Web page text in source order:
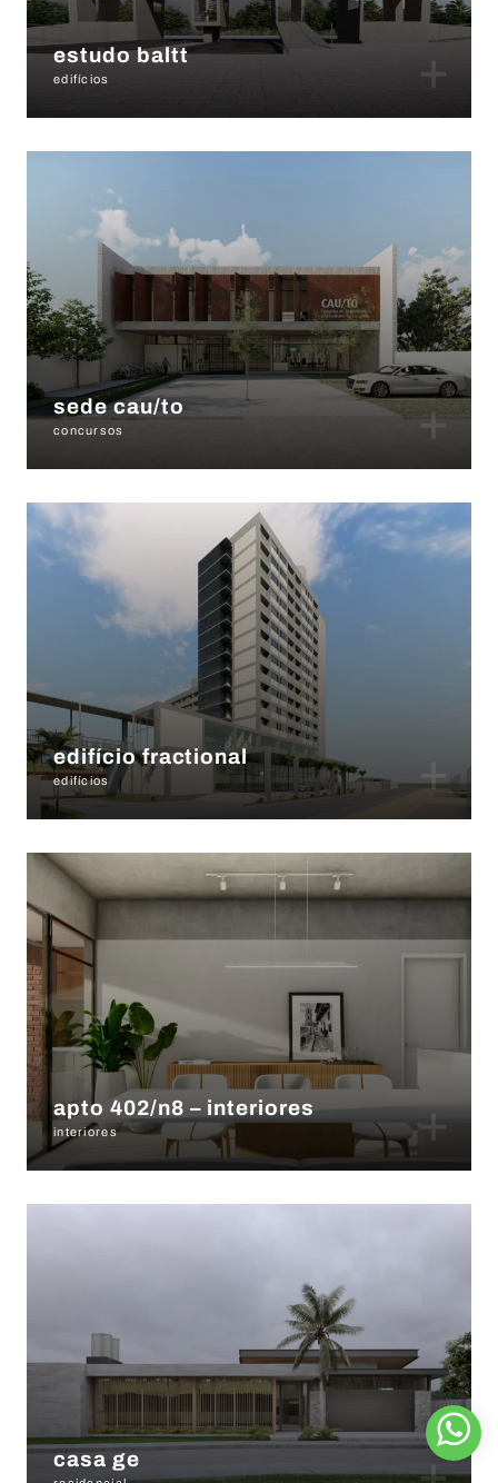
estudo baltt
edifícios +
sede cau/to
concursos +
edifício fractional
edifícios +
apto 402/n8 – interiores
interiores +
casa ge